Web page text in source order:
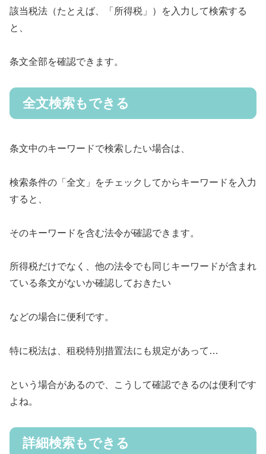
該当税法（たとえば、「所得税」）を入力して検索する
と、
条文全部を確認できます。
全文検索もできる
条文中のキーワードで検索したい場合は、
検索条件の「全文」をチェックしてからキーワードを入力
すると、
そのキーワードを含む法令が確認できます。
所得税だけでなく、他の法令でも同じキーワードが含まれ
ている条文がないか確認しておきたい
などの場合に便利です。
特に税法は、租税特別措置法にも規定があって…
という場合があるので、こうして確認できるのは便利です
よね。
詳細検索もできる